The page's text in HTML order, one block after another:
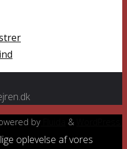
by &
oplevelse af vores